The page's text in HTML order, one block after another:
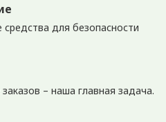
для безопасности
– наша главная задача.